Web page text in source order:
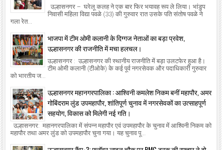
उल्हासनगर – घरेलू कलह ने एक बार फिर भयावह रूप ले लिया। भांडुप
निवासी महिला विद्या पवळे (33) की गुरुवार रात उसके पति संतोष पवळे ने
गला रेत...
भाजपा में टीम ओमी कलानी के दिग्गज नेताओं का बड़ा प्रवेश,
उल्हासनगर की राजनीति में मचा हलचल।
उल्हासनगर : उल्हासनगर की स्थानीय राजनीति में बड़ा उलटफेर हुआ है।
टीम ओमी कलानी (टीओके) के कई पूर्व नगरसेवक और पदाधिकारी गुरुवार
को भारतीय ज...
उल्हासनगर महानगरपालिका : आश्विनी कमलेश निकम बनीं महापौर, अमर
गोबिंदराम लुंड उपमहापौर, शांतिपूर्ण चुनाव में नगरसेवकों का उत्साहपूर्ण
सहयोग, विकास को मिलेगी नई गति।
उल्हासनगर: महानगरपालिका में संपन्न महापौर एवं उपमहापौर के चुनाव में आश्विनी निकम को
महापौर तथा अमर लुंड को उपमहापौर चुना गया। यह चुनाव पू...